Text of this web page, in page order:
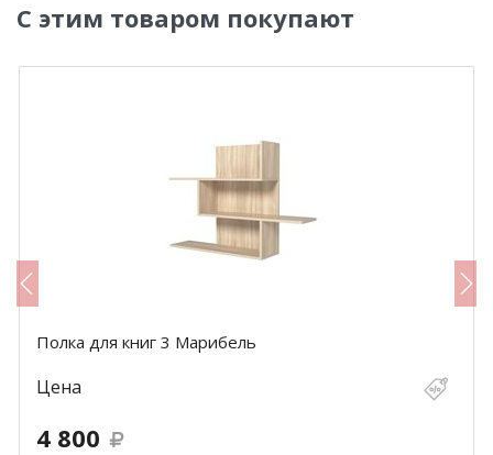
С этим товаром покупают
Полка для книг 3 Марибель
Цена
4 800